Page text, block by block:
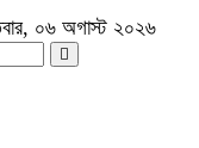
০৬ অগাস্ট ২০২৬